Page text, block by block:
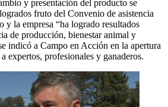
y presentación del producto se
fruto del Convenio de asistencia
y la empresa “ha logrado resultados
de producción, bienestar animal y
indicó a Campo en Acción en la apertura
expertos, profesionales y ganaderos.